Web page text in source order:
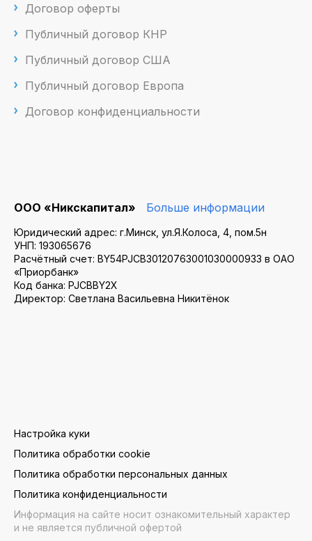
Договор оферты
Публичный договор КНР
Публичный договор США
Публичный договор Европа
Договор конфиденциальности
ООО «Никскапитал» Больше информации
Юридический адрес: г.Минск, ул.Я.Колоса, 4, пом.5н
УНП: 193065676
Расчётный счет: BY54PJCB30120763001030000933 в ОАО
«Приорбанк»
Код банка: PJCBBY2X
Директор: Светлана Васильевна Никитёнок
Настройка куки
Политика обработки cookie
Политика обработки персональных данных
Политика конфиденциальности
Информация на сайте носит ознакомительный характер
и не является публичной офертой